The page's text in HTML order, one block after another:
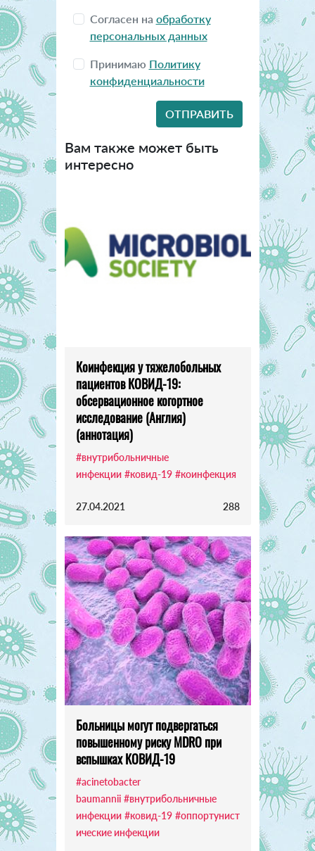
Согласен на обработку
персональных данных
Принимаю Политику
конфиденциальности
Вам также может быть
интересно
Коинфекция у тяжелобольных
пациентов КОВИД-19:
обсервационное когортное
исследование (Англия)
(аннотация)
#внутрибольничные
инфекции #ковид-19 #коинфекция
27.04.2021 288
Больницы могут подвергаться
повышенному риску MDRO при
вспышках КОВИД-19
#аcinetobacter
baumannii #внутрибольничные
инфекции #ковид-19 #оппортунист
ические инфекции